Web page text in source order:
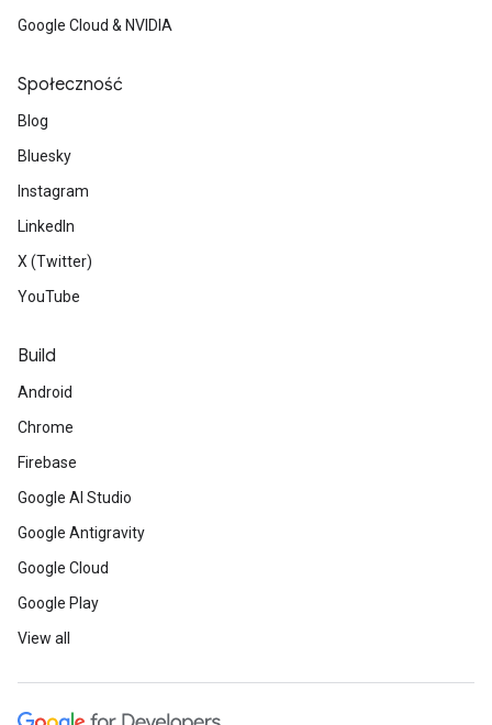
Google Cloud & NVIDIA
Społeczność
Blog
Bluesky
Instagram
LinkedIn
X (Twitter)
YouTube
Build
Android
Chrome
Firebase
Google AI Studio
Google Antigravity
Google Cloud
Google Play
View all